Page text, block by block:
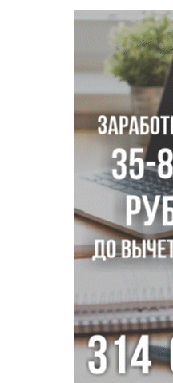
Социальная сфера и
обозначены приоритетами
Новосибирской области
Главные дороги
Парашютную вышку за 16
лагерь под Новосибирском